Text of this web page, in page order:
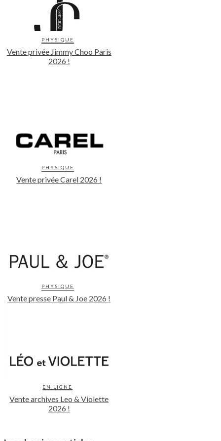
PHYSIQUE
Vente privée Jimmy Choo Paris
2026 !
PHYSIQUE
Vente privée Carel 2026 !
PHYSIQUE
Vente presse Paul & Joe 2026 !
EN LIGNE
Vente archives Leo & Violette
2026 !